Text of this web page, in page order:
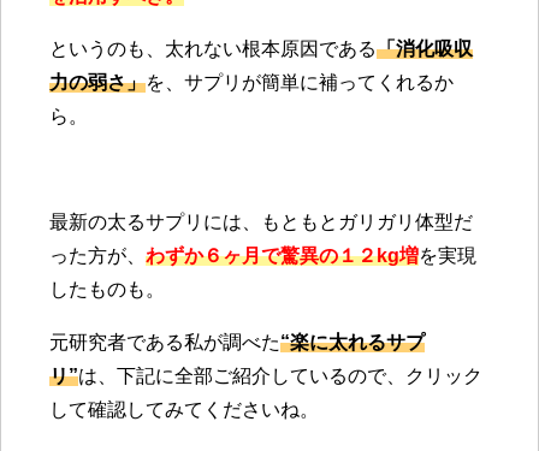
というのも、太れない根本原因である「消化吸収
力の弱さ」を、サプリが簡単に補ってくれるか
ら。
最新の太るサプリには、もともとガリガリ体型だ
った方が、 わずか６ヶ月で驚異の１２kg増を実現
したものも。
元研究者である私が調べた“楽に太れるサプ
リ”は、下記に全部ご紹介しているので、クリック
して確認してみてくださいね。